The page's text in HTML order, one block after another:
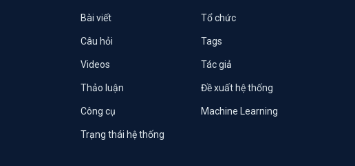
Bài viết Tổ chức
Câu hỏi Tags
Videos Tác giả
Thảo luận Đề xuất hệ thống
Công cụ Machine Learning
Trạng thái hệ thống